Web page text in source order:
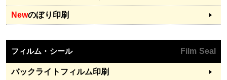
Newのぼり印刷
フィルム・シール Film Seal
バックライトフィルム印刷